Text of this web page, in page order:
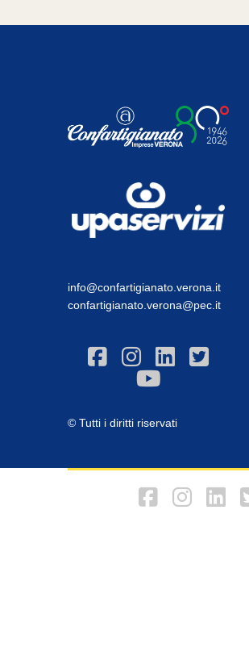
info@confartigianato.verona.it
confartigianato.verona@pec.it
© Tutti i diritti riservati